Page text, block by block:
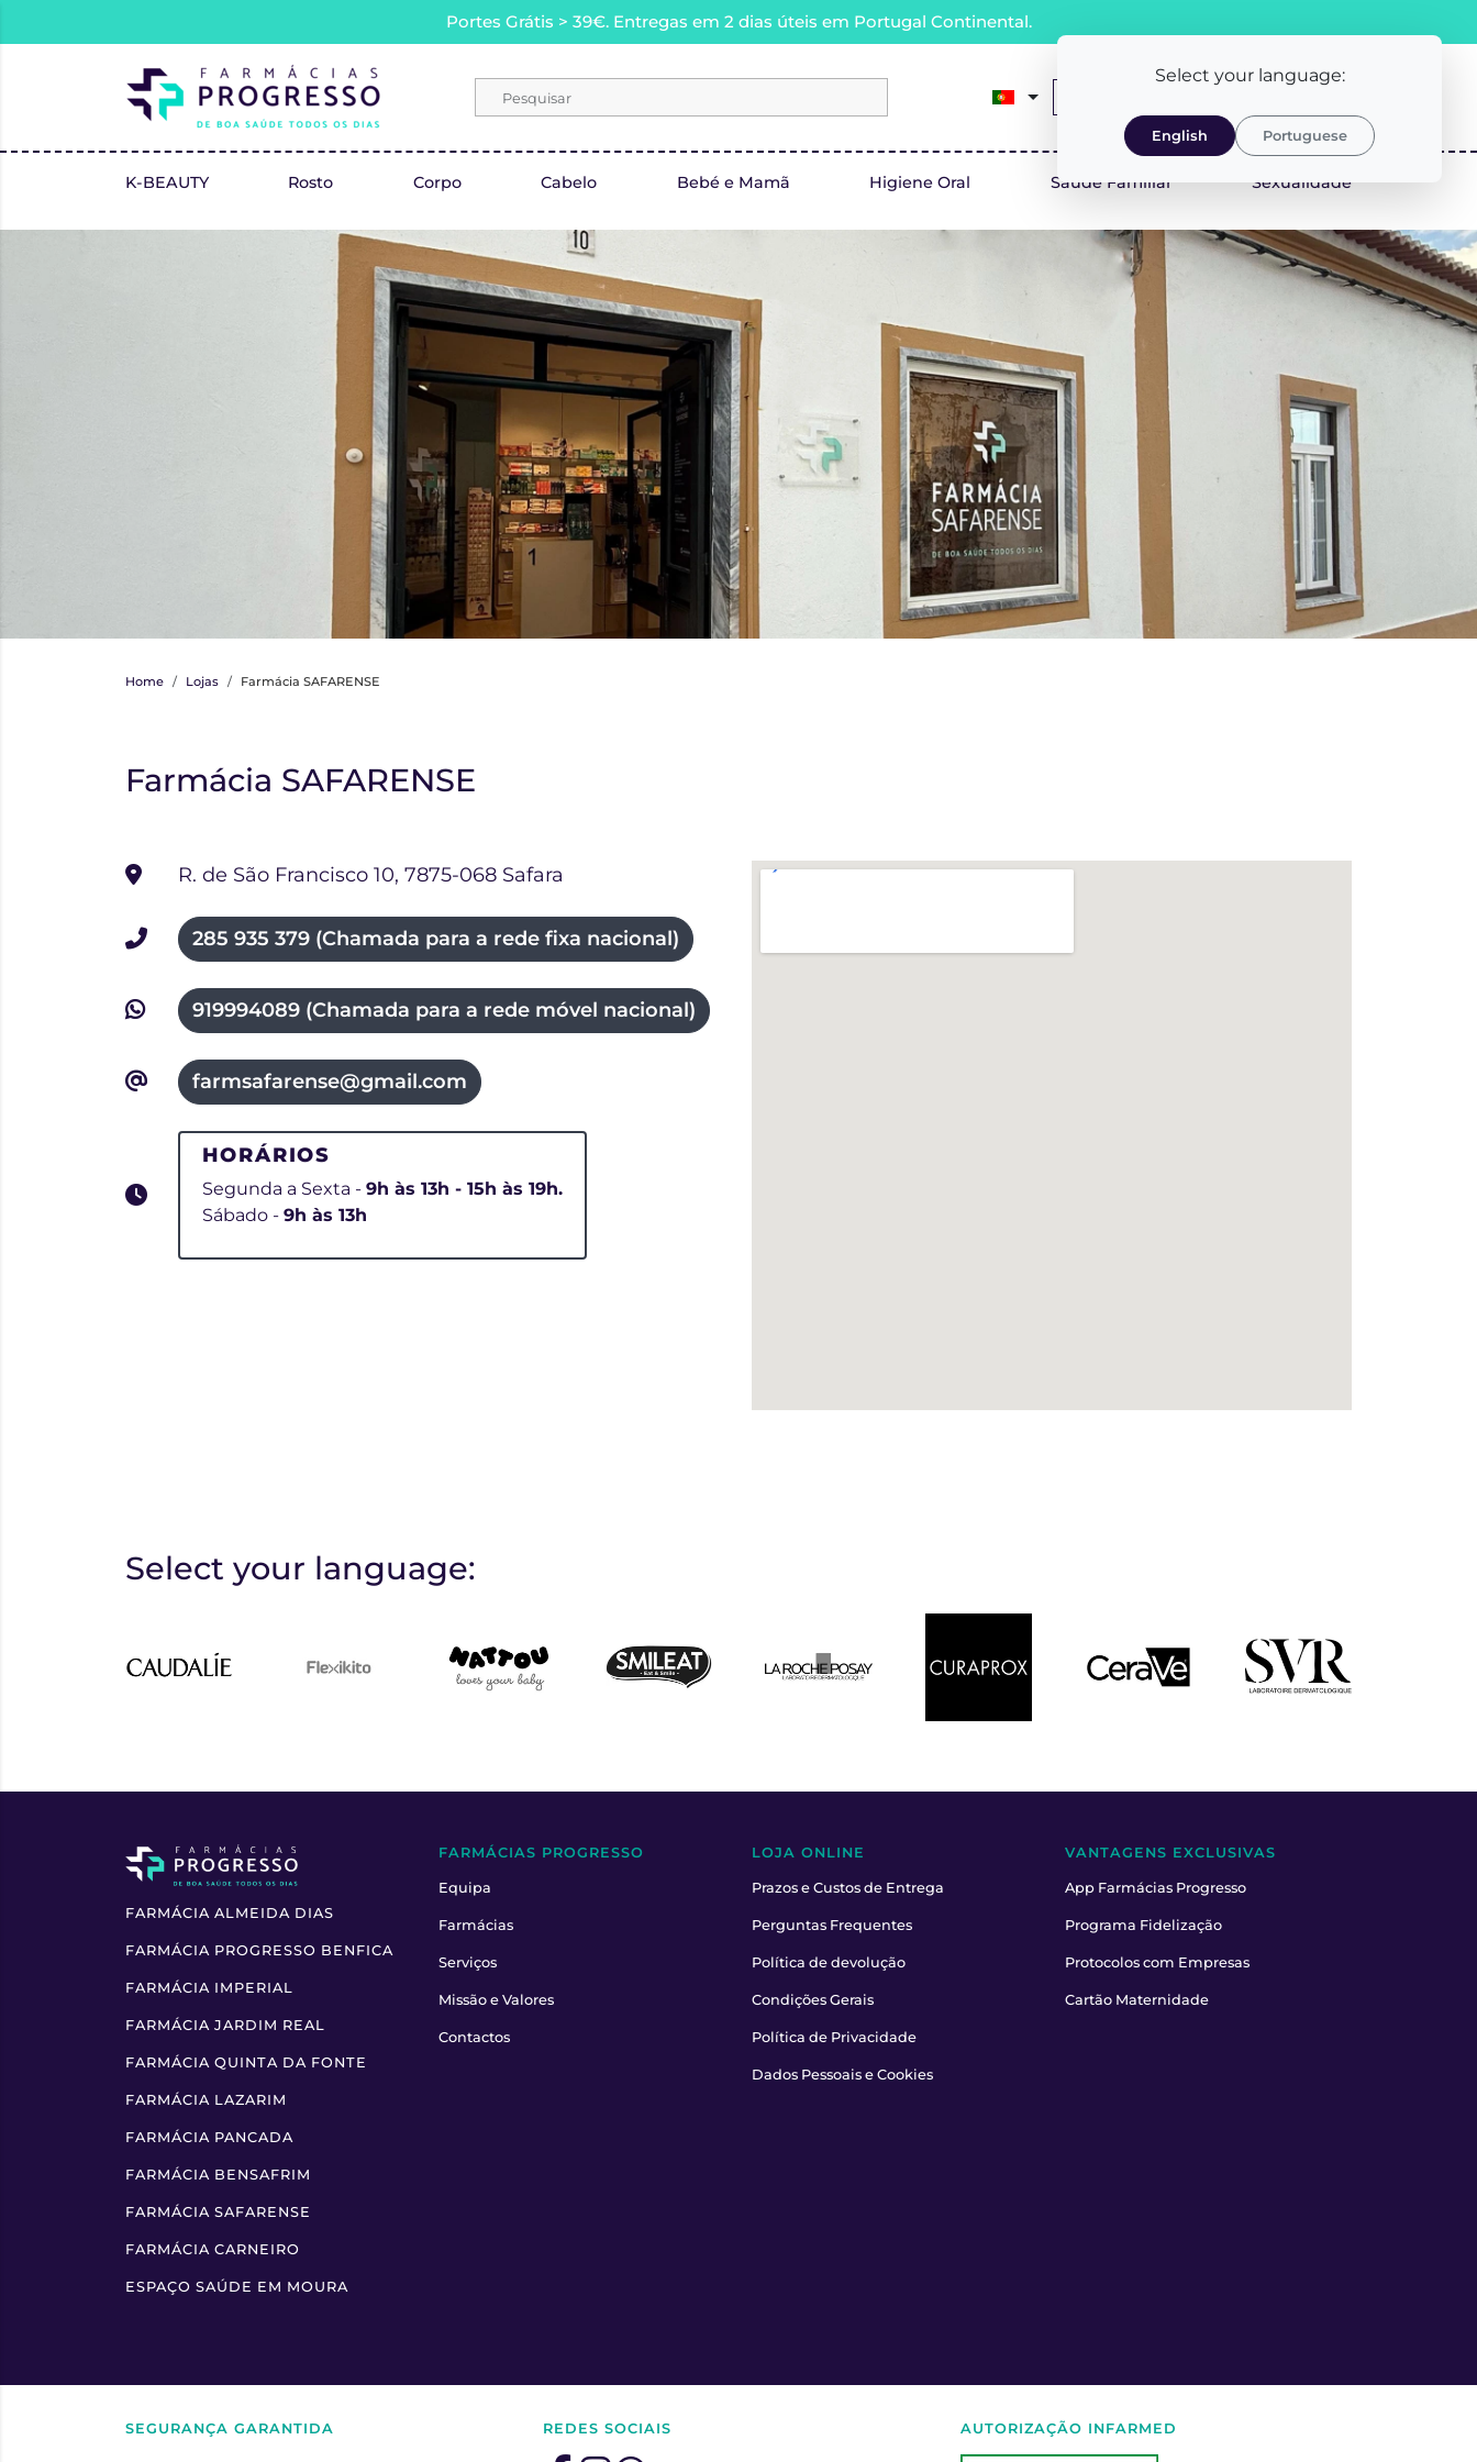
Select your language:
English Portuguese
Portes Grátis > 39€. Entregas em 2 dias úteis em Portugal Continental.
Pesquisar
0
K-BEAUTY Rosto Corpo Cabelo Bebé e Mamã Higiene Oral Saúde Familiar Sexualidade
Home Lojas Farmácia SAFARENSE
Farmácia SAFARENSE
R. de São Francisco 10, 7875-068 Safara
285 935 379 (Chamada para a rede fixa nacional)
919994089 (Chamada para a rede móvel nacional)
farmsafarense@gmail.com
HORÁRIOS
Segunda a Sexta - 9h às 13h - 15h às 19h.
Sábado - 9h às 13h
Select your language:
FARMÁCIA ALMEIDA DIAS
FARMÁCIA PROGRESSO BENFICA
FARMÁCIA IMPERIAL
FARMÁCIA JARDIM REAL
FARMÁCIA QUINTA DA FONTE
FARMÁCIA LAZARIM
FARMÁCIA PANCADA
FARMÁCIA BENSAFRIM
FARMÁCIA SAFARENSE
FARMÁCIA CARNEIRO
ESPAÇO SAÚDE EM MOURA
FARMÁCIAS PROGRESSO
Equipa
Farmácias
Serviços
Missão e Valores
Contactos
LOJA ONLINE
Prazos e Custos de Entrega
Perguntas Frequentes
Política de devolução
Condições Gerais
Política de Privacidade
Dados Pessoais e Cookies
VANTAGENS EXCLUSIVAS
App Farmácias Progresso
Programa Fidelização
Protocolos com Empresas
Cartão Maternidade
SEGURANÇA GARANTIDA REDES SOCIAIS AUTORIZAÇÃO INFARMED